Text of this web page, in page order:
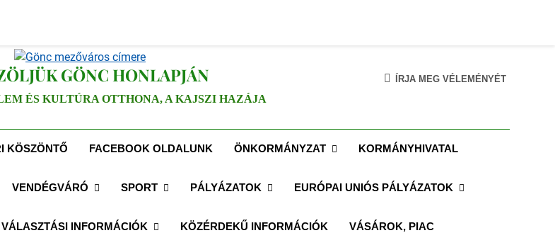
GÖNC HONLAPJÁN
ÉS KULTÚRA OTTHONA, A KAJSZI HAZÁJA
ÍRJA MEG VÉLEMÉNYÉT
KÖSZÖNTŐ FACEBOOK OLDALUNK ÖNKORMÁNYZAT KORMÁNYHIVATAL
VENDÉGVÁRÓ SPORT PÁLYÁZATOK EURÓPAI UNIÓS PÁLYÁZATOK
VÁLASZTÁSI INFORMÁCIÓK KÖZÉRDEKŰ INFORMÁCIÓK VÁSÁROK, PIAC